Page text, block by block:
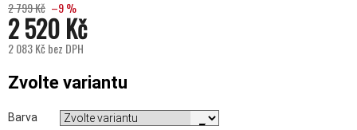
2 799 Kč –9 %
2 520 Kč
2 083 Kč bez DPH
Zvolte variantu
Barva